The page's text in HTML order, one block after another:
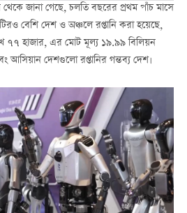
থেকে জানা গেছে, চলতি বছরের প্রথম পাঁচ মাসে
বেশি দেশ ও অঞ্চলে রপ্তানি করা হয়েছে,
৭৭ হাজার, এর মোট মূল্য ১৯.৯৯ বিলিয়ন
দেশগুলো রপ্তানির গন্তব্য দেশ।